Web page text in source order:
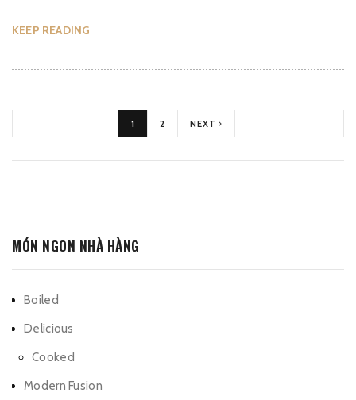
KEEP READING
1 2 NEXT
MÓN NGON NHÀ HÀNG
Boiled
Delicious
Cooked
Modern Fusion